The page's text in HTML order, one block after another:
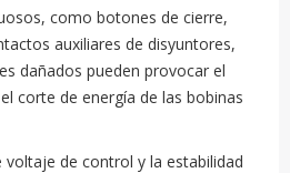
como botones de cierre,
auxiliares de disyuntores,
dañados pueden provocar el
corte de energía de las bobinas
voltaje de control y la estabilidad